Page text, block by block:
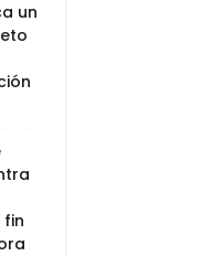
un